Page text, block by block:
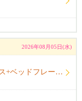
2026年08月05日(水)
新品未開封 シングルマットレス+ベッドフレーム+シーツ